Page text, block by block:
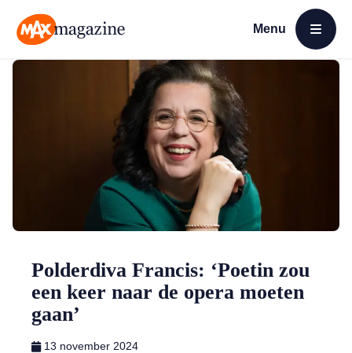
Menu
Open menu
Polderdiva Francis: ‘Poetin zou
een keer naar de opera moeten
gaan’
13 november 2024